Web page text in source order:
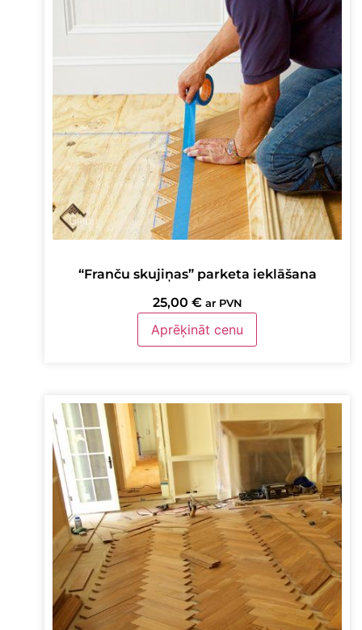
“Franču skujiņas” parketa ieklāšana
25,00 € ar PVN
Aprēķināt cenu